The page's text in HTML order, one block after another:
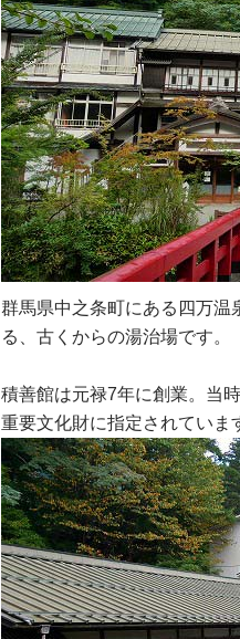
群馬県中之条町にある四万温
る、古くからの湯治場です。
積善館は元禄7年に創業。当
重要文化財に指定されていま